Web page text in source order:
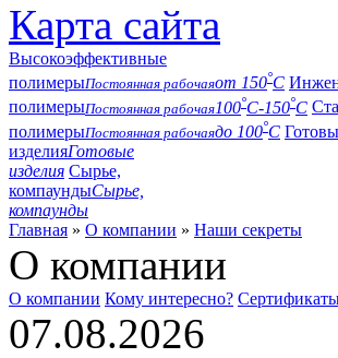
Карта сайта
Высокоэффективные
полимерыПостоянная рабочаяот 150°С
полимерыПостоянная рабочая100°С-150°С
полимерыПостоянная рабочаядо 100°С
изделияГотовые
изделия Сырье,
компаундыСырье,
компаунды
Главная » О компании » Наши секреты
О компании
О компании Кому интересно?
07.08.2026